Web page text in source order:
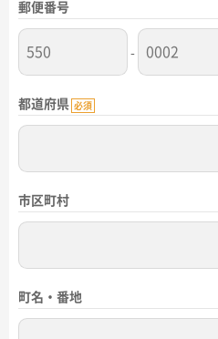
郵便番号
-
都道府県 必須
市区町村
町名・番地